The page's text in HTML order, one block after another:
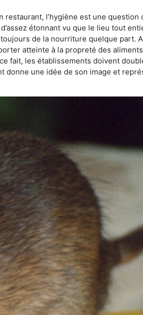
l’hygiène est une question
étonnant vu que le lieu tout
de la nourriture quelque part.
atteinte à la propreté des
fait, les établissements doivent
donne une idée de son image et